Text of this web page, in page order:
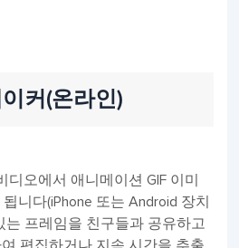
커(온라인)
디오에서 애니메이션 GIF 이미
니다(iPhone 또는 Android 장치
는 프레임을 친구들과 공유하고